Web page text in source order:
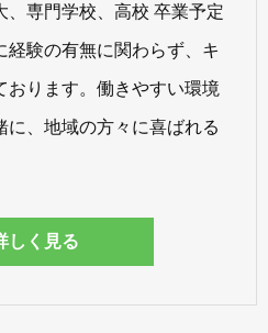
、専門学校、高校 卒業予定
経験の有無に関わらず、キ
おります。働きやすい環境
に、地域の方々に喜ばれる
しく見る